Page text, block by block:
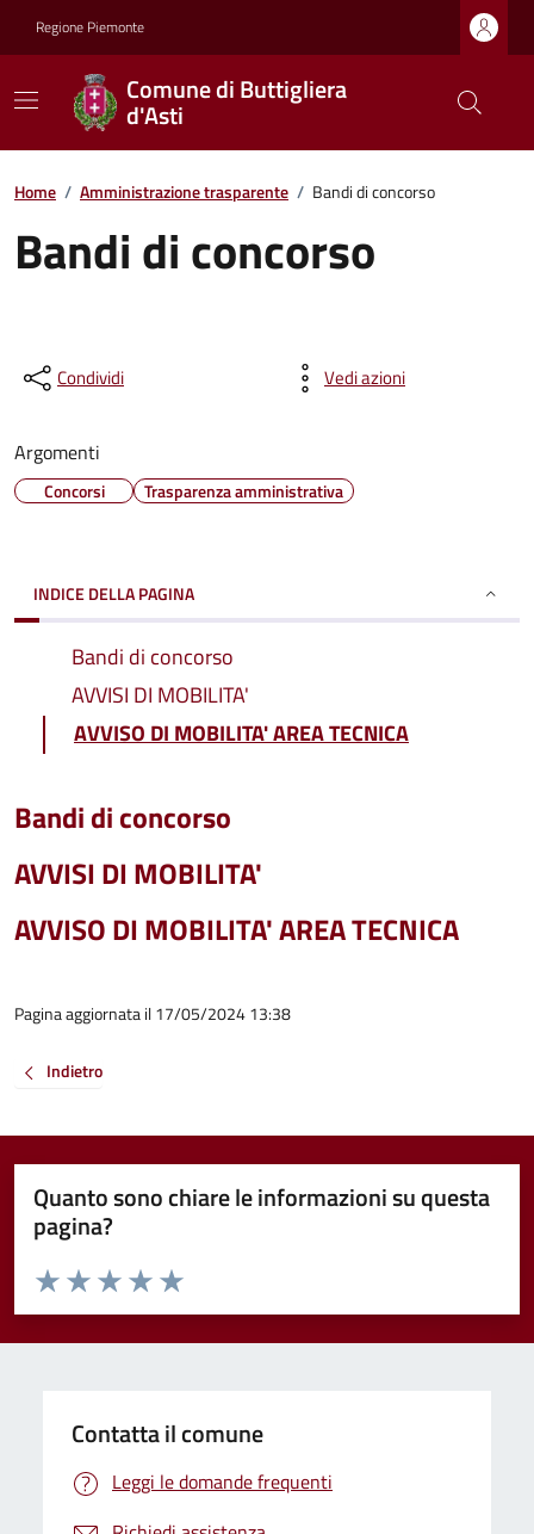
Regione Piemonte
Comune di Buttigliera
d'Asti
Home / Amministrazione trasparente / Bandi di concorso
Bandi di concorso
Condividi Vedi azioni
Argomenti
Concorsi Trasparenza amministrativa
INDICE DELLA PAGINA
Bandi di concorso
AVVISI DI MOBILITA'
AVVISO DI MOBILITA' AREA TECNICA
Bandi di concorso
AVVISI DI MOBILITA'
AVVISO DI MOBILITA' AREA TECNICA
Pagina aggiornata il 17/05/2024 13:38
Indietro
Quanto sono chiare le informazioni su questa
pagina?
Valuta da 1 a 5 stelle la pagina
Valuta 5 stelle su 5
Valuta 4 stelle su 5
Valuta 3 stelle su 5
Valuta 2 stelle su 5
Valuta 1 stelle su 5
Contatta il comune
Leggi le domande frequenti